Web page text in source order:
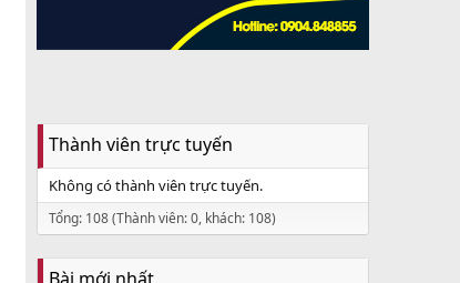
Thành viên trực tuyến
Không có thành viên trực tuyến.
Tổng: 108 (Thành viên: 0, khách: 108)